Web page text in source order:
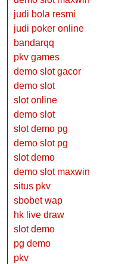
judi bola resmi
judi poker online
bandarqq
pkv games
demo slot gacor
demo slot
slot online
demo slot
slot demo pg
demo slot pg
slot demo
demo slot maxwin
situs pkv
sbobet wap
hk live draw
slot demo
pg demo
pkv